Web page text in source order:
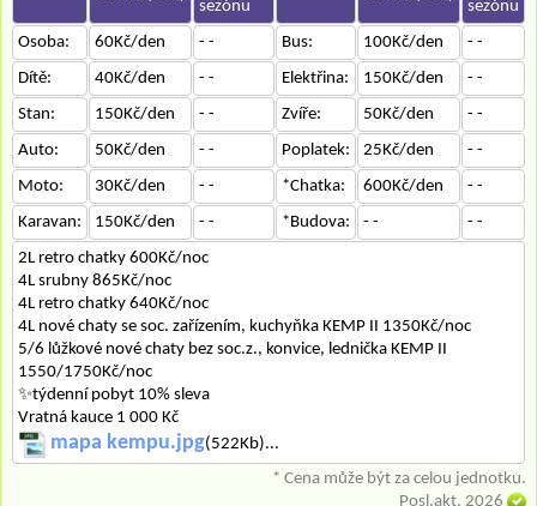
sezónu
sezónu
Osoba:
60Kč/den - - Bus: 100Kč/den
- -
Dítě:
40Kč/den - - Elektřina: 150Kč/den
- -
Stan:
150Kč/den - - Zvíře: 50Kč/den
- -
Auto:
50Kč/den - - Poplatek: 25Kč/den
- -
Moto:
30Kč/den - - *Chatka: 600Kč/den
- -
Karavan:
150Kč/den - - *Budova: - -
- -
2L retro chatky 600Kč/noc
4L srubny 865Kč/noc
4L retro chatky 640Kč/noc
4L nové chaty se soc. zařízením, kuchyňka KEMP II 1350Kč/noc
5/6 lůžkové nové chaty bez soc.z., konvice, lednička KEMP II
1550/1750Kč/noc
✨týdenní pobyt 10% sleva
Vratná kauce 1 000 Kč
mapa kempu.jpg(522Kb)...
* Cena může být za celou jednotku.
Posl.akt. 2026